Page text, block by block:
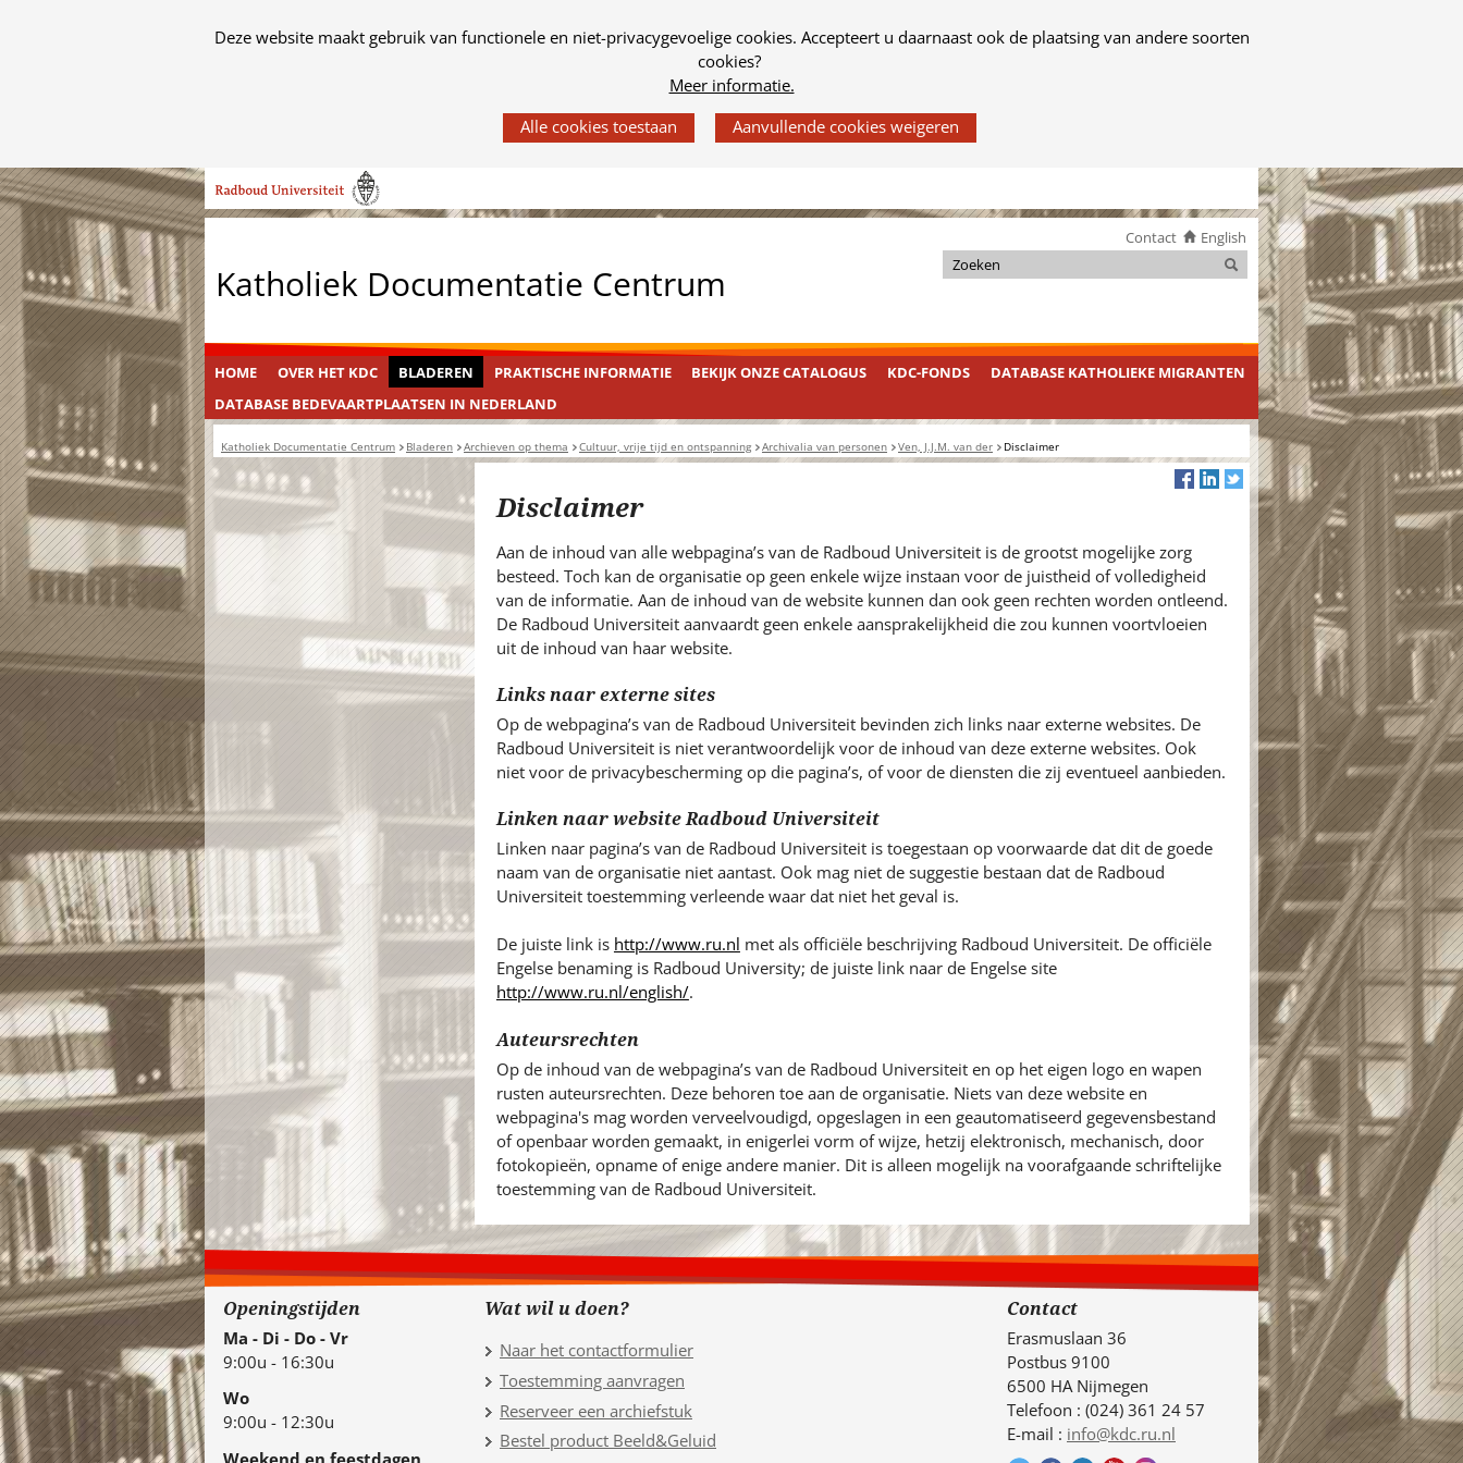
Cookies
Deze website maakt gebruik van functionele en niet-privacygevoelige cookies. Accepteert u daarnaast ook de plaatsing van andere soorten
cookies?
Meer informatie.
gebruik
van
op
deze
worden
toegestaan
geweigerd.
Ga
naar
de
inhoud
Katholiek Documentatie Centrum
Contact English
k
i
d
e
t
e
.
.
Zoeken
Zoeken
HOME OVER HET KDC BLADEREN PRAKTISCHE INFORMATIE BEKIJK ONZE CATALOGUS KDC-FONDS
DATABASE KATHOLIEKE MIGRANTEN
DATABASE BEDEVAARTPLAATSEN IN NEDERLAND
Katholiek Documentatie Centrum Bladeren Archieven op thema Cultuur, vrije tijd en ontspanning Archivalia van personen Ven, J.J.M. van der Disclaimer
Disclaimer
Aan de inhoud van alle webpagina’s van de Radboud Universiteit is de grootst mogelijke zorg
besteed. Toch kan de organisatie op geen enkele wijze instaan voor de juistheid of volledigheid
van de informatie. Aan de inhoud van de website kunnen dan ook geen rechten worden ontleend.
De Radboud Universiteit aanvaardt geen enkele aansprakelijkheid die zou kunnen voortvloeien
uit de inhoud van haar website.
Links naar externe sites
Op de webpagina’s van de Radboud Universiteit bevinden zich links naar externe websites. De
Radboud Universiteit is niet verantwoordelijk voor de inhoud van deze externe websites. Ook
niet voor de privacybescherming op die pagina’s, of voor de diensten die zij eventueel aanbieden.
Linken naar website Radboud Universiteit
Linken naar pagina’s van de Radboud Universiteit is toegestaan op voorwaarde dat dit de goede
naam van de organisatie niet aantast. Ook mag niet de suggestie bestaan dat de Radboud
Universiteit toestemming verleende waar dat niet het geval is.
De juiste link is http://www.ru.nl met als officiële beschrijving Radboud Universiteit. De officiële
Engelse benaming is Radboud University; de juiste link naar de Engelse site
http://www.ru.nl/english/.
Auteursrechten
Op de inhoud van de webpagina’s van de Radboud Universiteit en op het eigen logo en wapen
rusten auteursrechten. Deze behoren toe aan de organisatie. Niets van deze website en
webpagina's mag worden verveelvoudigd, opgeslagen in een geautomatiseerd gegevensbestand
of openbaar worden gemaakt, in enigerlei vorm of wijze, hetzij elektronisch, mechanisch, door
fotokopieën, opname of enige andere manier. Dit is alleen mogelijk na voorafgaande schriftelijke
toestemming van de Radboud Universiteit.
Openingstijden
Ma - Di - Do - Vr
9:00u - 16:30u
Wo
9:00u - 12:30u
Weekend en feestdagen
Wat wil u doen?
Naar het contactformulier
Toestemming aanvragen
Reserveer een archiefstuk
Bestel product Beeld&Geluid
Contact
Erasmuslaan 36
Postbus 9100
6500 HA Nijmegen
Telefoon : (024) 361 24 57
E-mail : info@kdc.ru.nl